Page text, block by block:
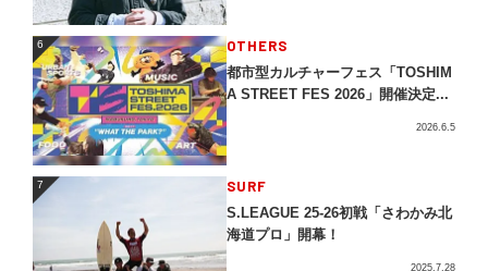
6 OTHERS
都市型カルチャーフェス「TOSHIM
A STREET FES 2026」開催決定...
2026.6.5
7 SURF
S.LEAGUE 25-26初戦「さわかみ北
海道プロ」開幕！
2025.7.28